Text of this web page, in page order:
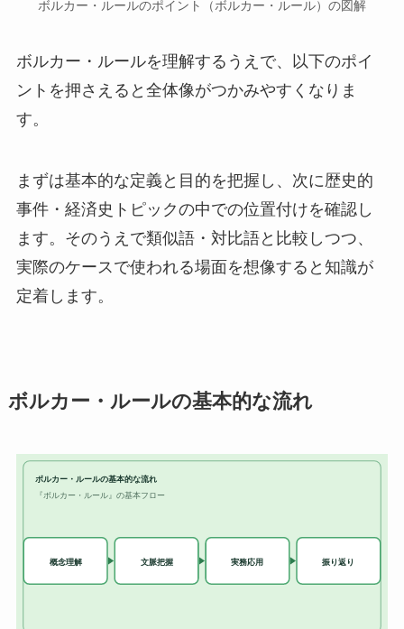
ボルカー・ルールのポイント（ボルカー・ルール）の図解
ボルカー・ルールを理解するうえで、以下のポイ
ントを押さえると全体像がつかみやすくなりま
す。
まずは基本的な定義と目的を把握し、次に歴史的
事件・経済史トピックの中での位置付けを確認し
ます。そのうえで類似語・対比語と比較しつつ、
実際のケースで使われる場面を想像すると知識が
定着します。
ボルカー・ルールの基本的な流れ
ボルカー・ルールの基本的な流れ
『ボルカー・ルール』の基本フロー
概念理解 文脈把握 実務応用 振り返り